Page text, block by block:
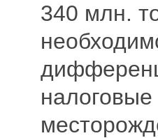
340 млн.
налоговые